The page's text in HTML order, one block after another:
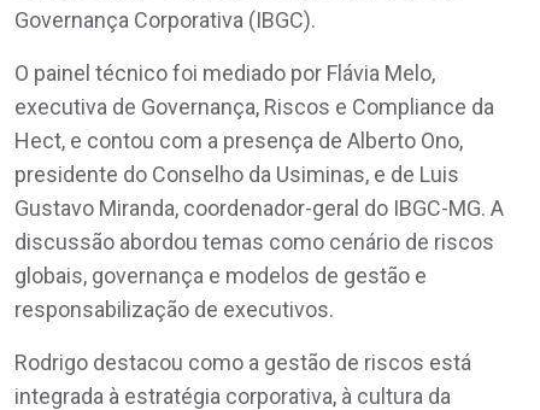
Governança Corporativa (IBGC).
O painel técnico foi mediado por Flávia Melo,
executiva de Governança, Riscos e Compliance da
Hect, e contou com a presença de Alberto Ono,
presidente do Conselho da Usiminas, e de Luis
Gustavo Miranda, coordenador-geral do IBGC-MG. A
discussão abordou temas como cenário de riscos
globais, governança e modelos de gestão e
responsabilização de executivos.
Rodrigo destacou como a gestão de riscos está
integrada à estratégia corporativa, à cultura da